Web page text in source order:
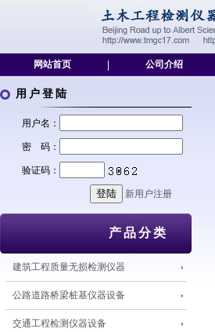
网站首页 公司介绍
用户登陆
用户名：
密 码：
验证码：
新用户注册
产品分类
建筑工程质量无损检测仪器
公路道路桥梁桩基仪器设备
交通工程检测仪器设备